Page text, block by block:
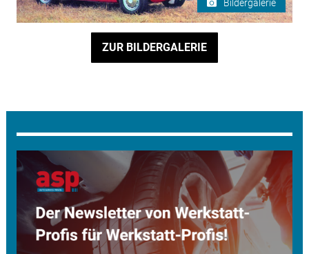
Bildergalerie
ZUR BILDERGALERIE